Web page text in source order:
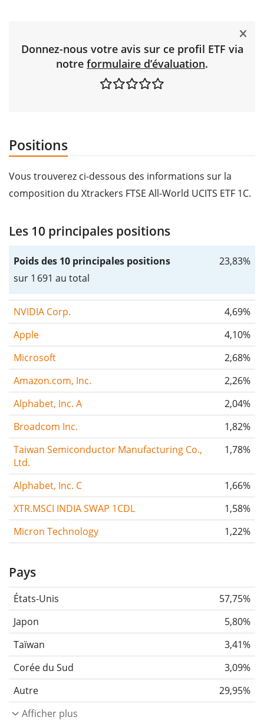
Donnez-nous votre avis sur ce profil ETF via
notre formulaire d’évaluation.
Positions
Vous trouverez ci-dessous des informations sur la
composition du Xtrackers FTSE All-World UCITS ETF 1C.
Les 10 principales positions
Poids des 10 principales positions
sur 1 691 au total
23,83%
NVIDIA Corp.
4,69%
Apple
4,10%
Microsoft
2,68%
Amazon.com, Inc.
2,26%
Alphabet, Inc. A
2,04%
Broadcom Inc.
1,82%
Taiwan Semiconductor Manufacturing Co.,
Ltd.
1,78%
Alphabet, Inc. C
1,66%
XTR.MSCI INDIA SWAP 1CDL
1,58%
Micron Technology
1,22%
Pays
États-Unis
57,75%
Japon
5,80%
Taïwan
3,41%
Corée du Sud
3,09%
Autre
29,95%
Afficher plus